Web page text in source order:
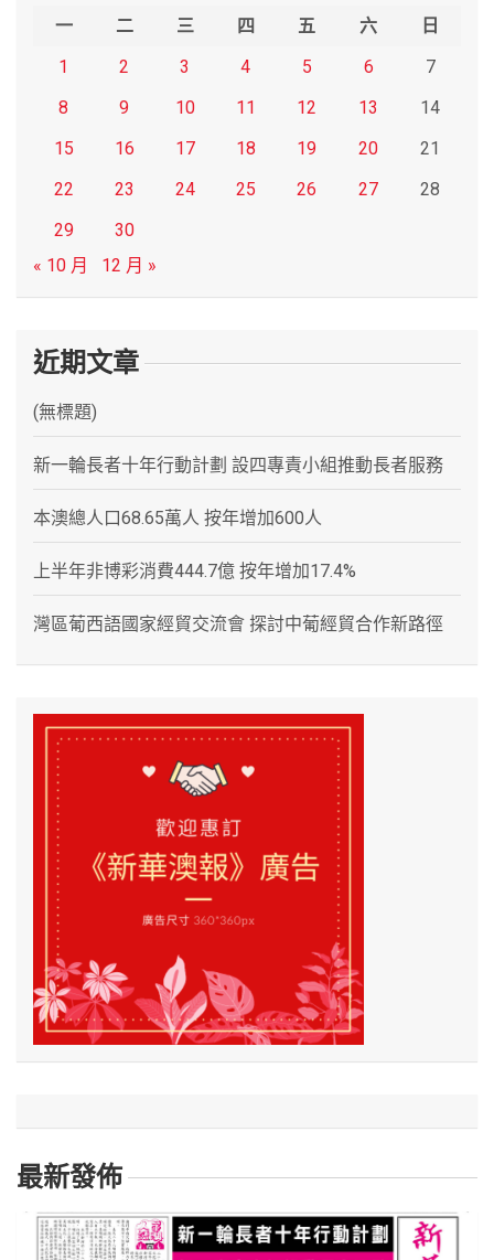
一 二 三 四 五 六
日
1
2 3 4 5 6
7
8
9 10 11 12 13
14
15
16 17 18 19 20
21
22
23 24 25 26 27
28
29
30
« 10 月
12 月 »
近期文章
(無標題)
新一輪長者十年行動計劃 設四專責小組推動長者服務
本澳總人口68.65萬人 按年增加600人
上半年非博彩消費444.7億 按年增加17.4%
灣區葡西語國家經貿交流會 探討中葡經貿合作新路徑
最新發佈